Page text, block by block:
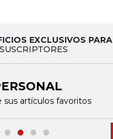
EXCLUSIVOS PARA
sus artículos favoritos